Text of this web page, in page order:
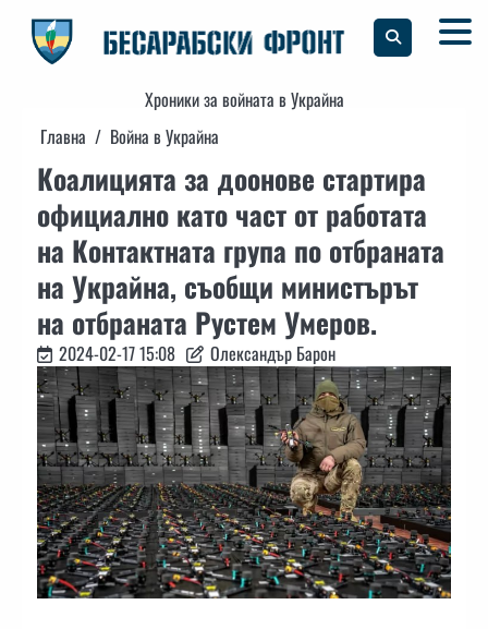
content
Хроники за войната в Украйна
Главна
Война в Украйна
Коалицията за доонове стартира
официално като част от работата
на Контактната група по отбраната
на Украйна, съобщи министърът
на отбраната Рустем Умеров.
2024-02-17 15:08 Олександър Барон